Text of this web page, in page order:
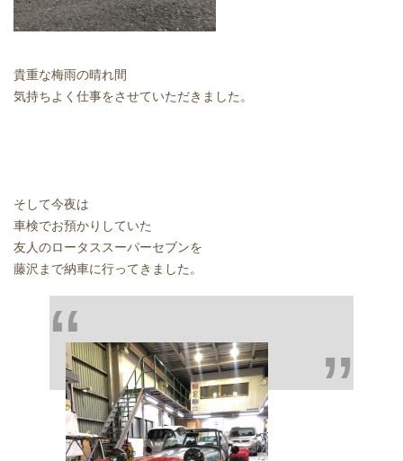
貴重な梅雨の晴れ間
気持ちよく仕事をさせていただきました。
そして今夜は
車検でお預かりしていた
友人のロータススーパーセブンを
藤沢まで納車に行ってきました。